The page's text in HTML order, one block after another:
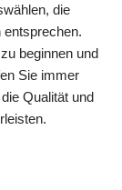
die
entsprechen.
beginnen und
Sie immer
Qualität und